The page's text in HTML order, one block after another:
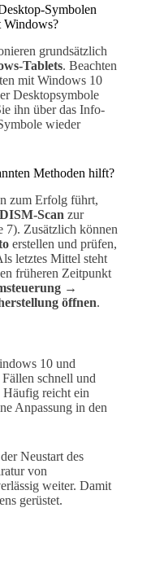
Symbolen
Windows?
grundsätzlich
Tablets. Beachten
mit Windows 10
Desktopsymbole
ihn über das Info-
wieder
Methoden hilft?
zum Erfolg führt,
Scan zur
7). Zusätzlich können
erstellen und prüfen,
letztes Mittel steht
früheren Zeitpunkt
→
öffnen.
10 und
schnell und
Häufig reicht ein
Anpassung in den
Neustart des
von
weiter. Damit
gerüstet.